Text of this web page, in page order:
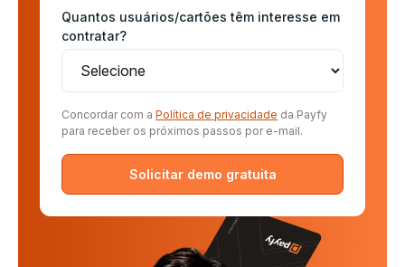
Quantos usuários/cartões têm interesse em
contratar?
Concordar com a Política de privacidade da Payfy
para receber os próximos passos por e-mail.